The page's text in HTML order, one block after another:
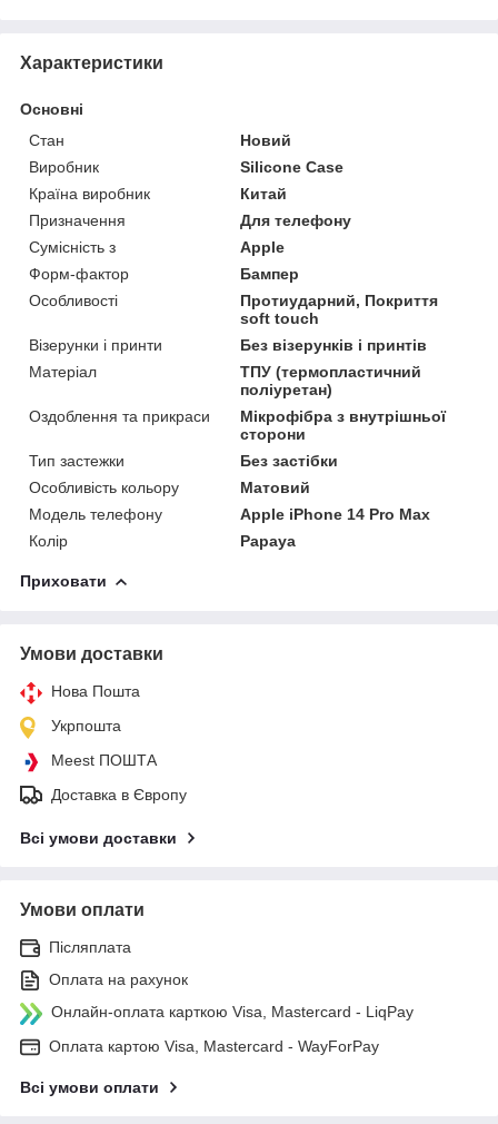
Характеристики
Основні
Стан
Новий
Виробник
Silicone Case
Країна виробник
Китай
Призначення
Для телефону
Сумісність з
Apple
Форм-фактор
Бампер
Особливості
Протиударний, Покриття
soft touch
Візерунки і принти
Без візерунків і принтів
Матеріал
ТПУ (термопластичний
поліуретан)
Оздоблення та прикраси
Мікрофібра з внутрішньої
сторони
Тип застежки
Без застібки
Особливість кольору
Матовий
Модель телефону
Apple iPhone 14 Pro Max
Колір
Papaya
Приховати
Умови доставки
Нова Пошта
Укрпошта
Meest ПОШТА
Доставка в Європу
Всі умови доставки
Умови оплати
Післяплата
Оплата на рахунок
Онлайн-оплата карткою Visa, Mastercard - LiqPay
Оплата картою Visa, Mastercard - WayForPay
Всі умови оплати